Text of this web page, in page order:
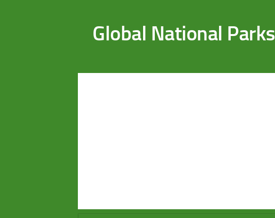
Global National Parks